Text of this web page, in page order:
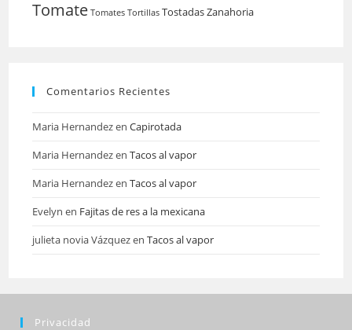
Tomate Tomates Tortillas TostadasZanahoria
Comentarios Recientes
Maria HernandezenCapirotada
Maria HernandezenTacos al vapor
Maria HernandezenTacos al vapor
Evelyn en Fajitas de res a la mexicana
julieta novia VázquezenTacos al vapor
Privacidad